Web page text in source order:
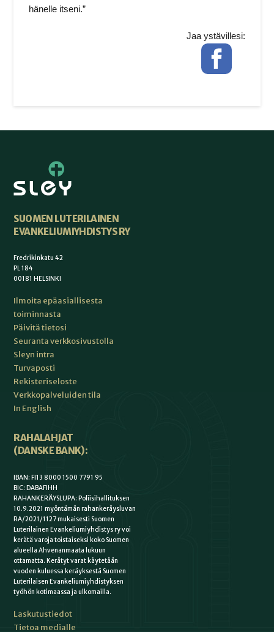
hänelle itseni.”
Jaa ystävillesi:
Facebook
SUOMEN LUTERILAINEN
EVANKELIUMIYHDISTYS RY
Fredrikinkatu 42
PL 184
00181 HELSINKI
Ilmoita epäasiallisesta
toiminnasta
Päivitä tietosi
Seuranta verkkosivustolla
Sleyn intra
Turvaposti
Rekisteriseloste
Verkkopalveluiden tila
In English
RAHALAHJAT
(DANSKE BANK):
IBAN: FI13 8000 1500 7791 95
BIC: DABAFIHH
RAHANKERÄYSLUPA: Poliisihallituksen
10.9.2021 myöntämän rahankeräysluvan
RA/2021/1127 mukaisesti Suomen
Luterilainen Evankeliumiyhdistys ry voi
kerätä varoja toistaiseksi koko Suomen
alueella Ahvenanmaata lukuun
ottamatta. Kerätyt varat käytetään
vuoden kuluessa keräyksestä Suomen
Luterilaisen Evankeliumiyhdistyksen
työhön kotimaassa ja ulkomailla.
Laskutustiedot
Tietoa medialle